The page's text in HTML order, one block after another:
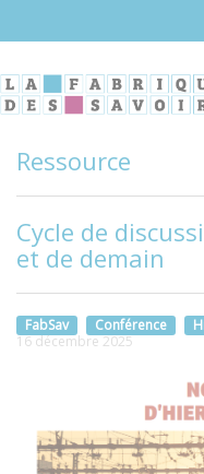
principal
Ressource
Cycle de
et de demain
FabSav Conférence
16 décembre 2025